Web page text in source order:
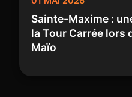
Sainte-Maxime :
la Tour Carrée lors
Maïo